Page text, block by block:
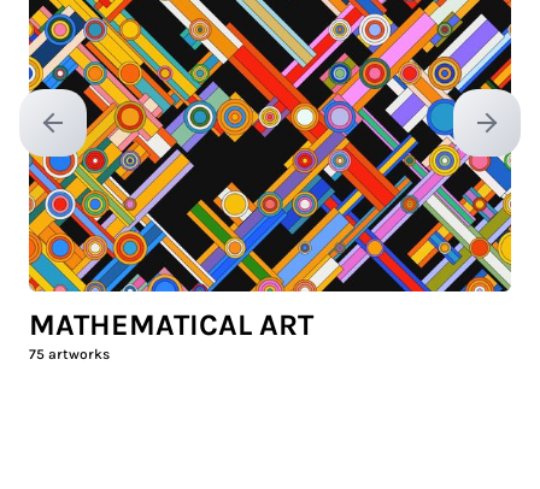
Previous slide Next
MATHEMATICAL ART
75 artworks